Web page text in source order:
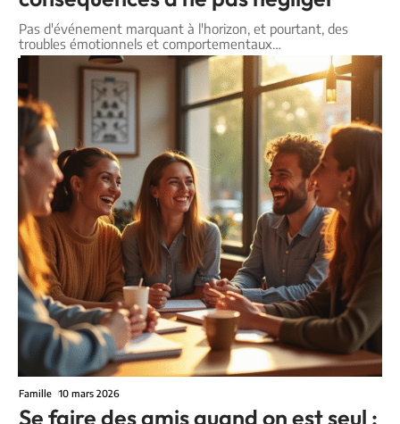
Pas d'événement marquant à l'horizon, et pourtant, des
troubles émotionnels et comportementaux…
Famille 10 mars 2026
Se faire des amis quand on est seul :